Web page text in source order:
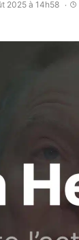
2025 à 14h58